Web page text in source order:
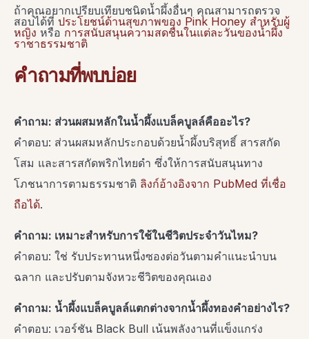
ถ้าคุณอยากเปรียบเทียบชนิดน้ำผึ้งอื่นๆ คุณสามารถตรวจ
สอบได้ที่ ประโยชน์ด้านสุขภาพของ Pink Honey สำหรับผู้
หญิง หรือ การสนับสนุนความสดชื่นในแต่ละวันของน้ำผึ้ง
ราชาธรรมชาติ
คำถามที่พบบ่อย
คำถาม: ส่วนผสมหลักในน้ำผึ้งแบล็คบูลล์คืออะไร?
คำตอบ: ส่วนผสมหลักประกอบด้วยน้ำผึ้งบริสุทธิ์ สารสกัด
โสม และสารสกัดพริกไทยดำ ซึ่งให้การสนับสนุนทาง
โภชนาการตามธรรมชาติ ลิงก์อ้างอิงจาก PubMed ที่เชื่อ
ถือได้.
คำถาม: เหมาะสำหรับการใช้ในชีวิตประจำวันไหม?
คำตอบ: ใช่ รับประทานหนึ่งซองต่อวันตามคำแนะนำบน
ฉลาก และปรับตามจังหวะชีวิตของคุณเอง
คำถาม: น้ำผึ้งแบล็คบูลล์แตกต่างจากน้ำผึ้งทองคำอย่างไร?
คำตอบ: เวอร์ชัน Black Bull เน้นพลังงานที่แข็งแกร่ง